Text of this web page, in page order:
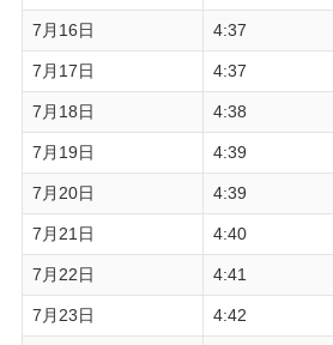
7月16日 4:37
7月17日 4:37
7月18日 4:38
7月19日 4:39
7月20日 4:39
7月21日 4:40
7月22日 4:41
7月23日 4:42